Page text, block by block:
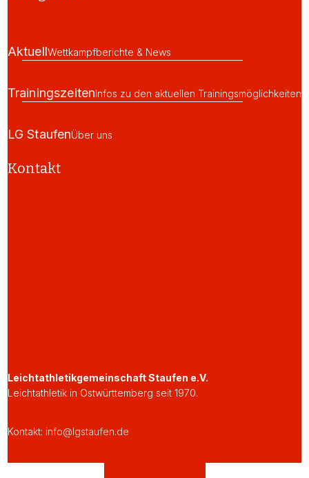
AktuellWettkampfberichte & News
TrainingszeitenInfos zu den aktuellen Trainingsmöglichkeiten
LG StaufenÜber uns
Kontakt
Leichtathletikgemeinschaft Staufen e.V.
Leichtathletik in Ostwürttemberg seit 1970.
Kontakt: info@lgstaufen.de